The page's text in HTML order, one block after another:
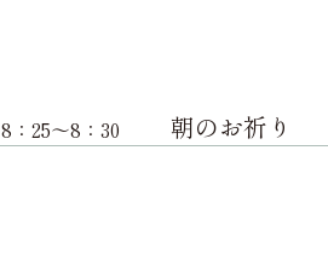
8：25〜8：30 朝のお祈り